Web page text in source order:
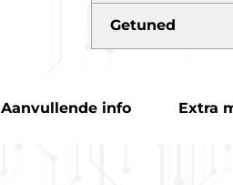
Getuned
Aanvullende info Extra